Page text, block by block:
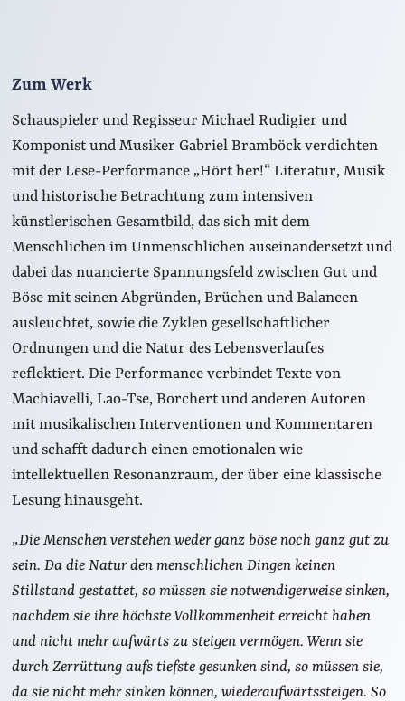
Zum Werk
Schauspieler und Regisseur Michael Rudigier und
Komponist und Musiker Gabriel Bramböck verdichten
mit der Lese-Performance „Hört her!“ Literatur, Musik
und historische Betrachtung zum intensiven
künstlerischen Gesamtbild, das sich mit dem
Menschlichen im Unmenschlichen auseinandersetzt und
dabei das nuancierte Spannungsfeld zwischen Gut und
Böse mit seinen Abgründen, Brüchen und Balancen
ausleuchtet, sowie die Zyklen gesellschaftlicher
Ordnungen und die Natur des Lebensverlaufes
reflektiert. Die Performance verbindet Texte von
Machiavelli, Lao-Tse, Borchert und anderen Autoren
mit musikalischen Interventionen und Kommentaren
und schafft dadurch einen emotionalen wie
intellektuellen Resonanzraum, der über eine klassische
Lesung hinausgeht.
„Die Menschen verstehen weder ganz böse noch ganz gut zu
sein. Da die Natur den menschlichen Dingen keinen
Stillstand gestattet, so müssen sie notwendigerweise sinken,
nachdem sie ihre höchste Vollkommenheit erreicht haben
und nicht mehr aufwärts zu steigen vermögen. Wenn sie
durch Zerrüttung aufs tiefste gesunken sind, so müssen sie,
da sie nicht mehr sinken können, wiederaufwärtssteigen. So